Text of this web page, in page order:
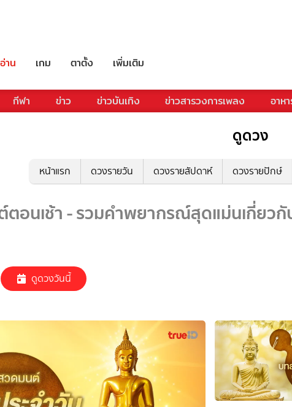
อ่าน เกม ตาตั้ง เพิ่มเติม
กีฬา ข่าว ข่าวบันเทิง ข่าวสารวงการเพลง อาห
ดูดวง
หน้าแรก ดวงรายวัน ดวงรายสัปดาห์ ดวงรายปักษ์
อนเช้า - รวมคำพยากรณ์สุดแม่นเกี่ยว
ดูดวงวันนี้